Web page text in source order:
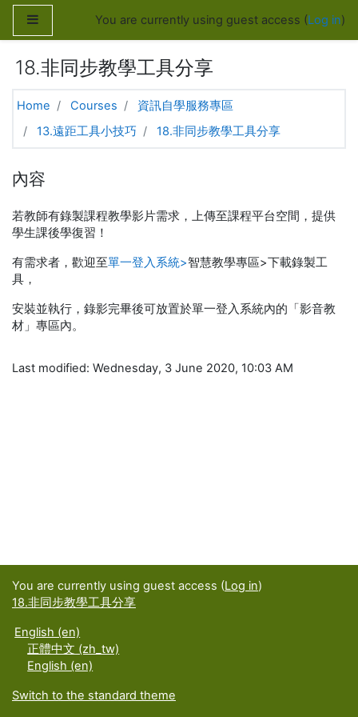
Skip to main content
You are currently using guest access (Log in)
18.非同步教學工具分享
Home Courses
資訊自學服務專區
13.遠距工具小技巧
18.非同步教學工具分享
內容
若教師有錄製課程教學影片需求，上傳至課程平台空間，提供
學生課後學復習！
有需求者，歡迎至單一登入系統>智慧教學專區>下載錄製工
具，
安裝並執行，錄影完畢後可放置於單一登入系統內的「影音教
材」專區內。
Last modified: Wednesday, 3 June 2020, 10:03 AM
You are currently using guest access (Log in)
18.非同步教學工具分享
English ‎(en)‎
正體中文 ‎(zh_tw)‎
English ‎(en)‎
Switch to the standard theme